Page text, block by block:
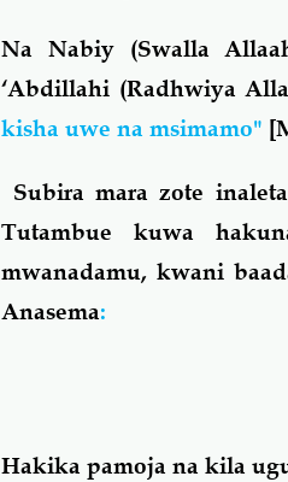
Na Nabiy (Swalla
‘Abdillahi (Radhwiya
kisha uwe na msimamo"
Subira mara zote
Tutambue kuwa
mwanadamu, kwani
Anasema:
Hakika pamoja na kila